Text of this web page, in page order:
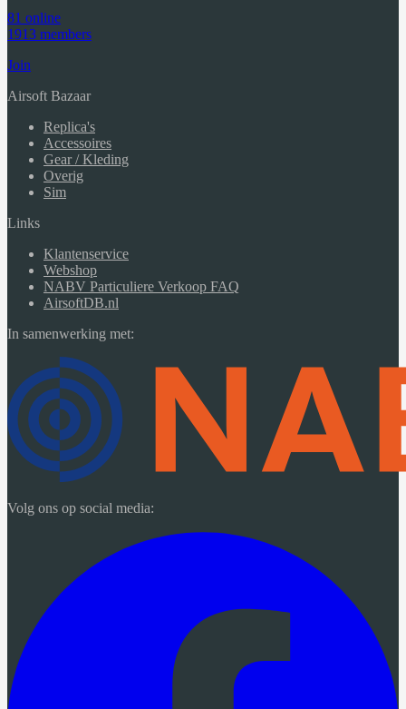
81 online
1913 members
Join
Airsoft Bazaar
Replica's
Accessoires
Gear / Kleding
Overig
Sim
Links
Klantenservice
Webshop
NABV Particuliere Verkoop FAQ
AirsoftDB.nl
In samenwerking met:
Volg ons op social media: